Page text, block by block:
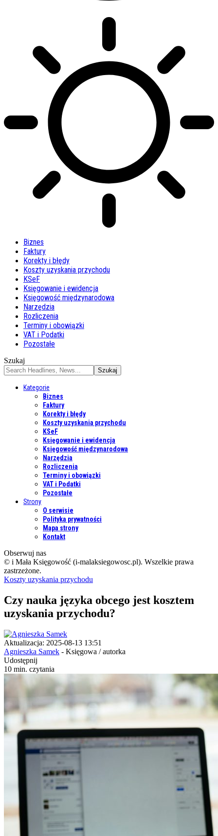
Biznes
Faktury
Korekty i błędy
Koszty uzyskania przychodu
KSeF
Księgowanie i ewidencja
Księgowość międzynarodowa
Narzędzia
Rozliczenia
Terminy i obowiązki
VAT i Podatki
Pozostałe
Szukaj
Kategorie
Biznes
Faktury
Korekty i błędy
Koszty uzyskania przychodu
KSeF
Księgowanie i ewidencja
Księgowość międzynarodowa
Narzędzia
Rozliczenia
Terminy i obowiązki
VAT i Podatki
Pozostałe
Strony
O serwisie
Polityka prywatności
Mapa strony
Kontakt
Obserwuj nas
© i Mała Księgowość (i-malaksiegowosc.pl). Wszelkie prawa
zastrzeżone.
Koszty uzyskania przychodu
Czy nauka języka obcego jest kosztem
uzyskania przychodu?
Aktualizacja: 2025-08-13 13:51
Agnieszka Samek - Księgowa / autorka
Udostępnij
10 min. czytania